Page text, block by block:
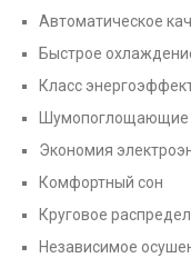
Автоматическое
Быстрое
Класс
Шумопоглощающие
Экономия
Комфортный сон
Круговое
Независимое